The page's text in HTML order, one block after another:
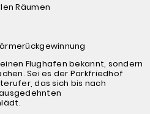
Räumen
Flughafen bekannt, sondern
Sei es der Parkfriedhof
das sich bis nach